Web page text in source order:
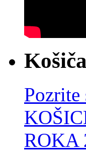
ROKA